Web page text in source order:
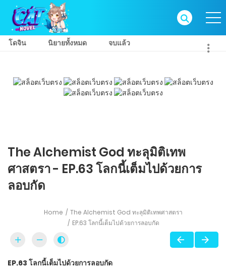
โดจิน นิยายทั้งหมด จบแล้ว
The Alchemist God ทะลุมิติเทพ
ศาสตรา - EP.63 โลกนี้เต็มไปด้วยการ
ลอบกัด
Home
The Alchemist God ทะลุมิติเทพศาสตรา
EP.63 โลกนี้เต็มไปด้วยการลอบกัด
EP.63 โลกนี้เต็มไปด้วยการลอบกัด